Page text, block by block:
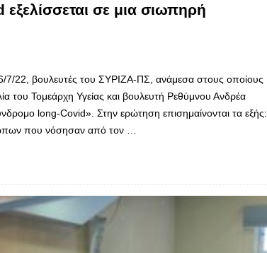
σε μια σιωπηρή
7/22, βουλευτές του ΣΥΡΙΖΑ-ΠΣ, ανάμεσα στους οποίους
του Τομεάρχη Υγείας και βουλευτή Ρεθύμνου Ανδρέα
long-Covid». Στην ερώτηση επισημαίνονται τα εξής:
που νόσησαν από τον …